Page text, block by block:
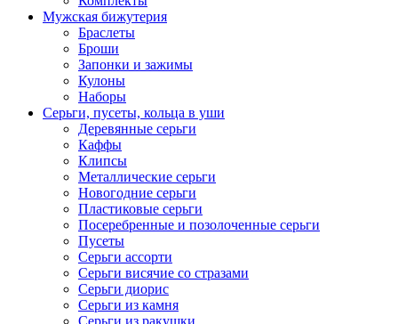
Мужская бижутерия
Браслеты
Броши
Запонки и зажимы
Кулоны
Наборы
Серьги, пусеты, кольца в уши
Деревянные серьги
Каффы
Клипсы
Металлические серьги
Новогодние серьги
Пластиковые серьги
Посеребренные и позолоченные серьги
Пусеты
Серьги ассорти
Серьги висячие со стразами
Серьги диорис
Серьги из камня
Серьги из ракушки